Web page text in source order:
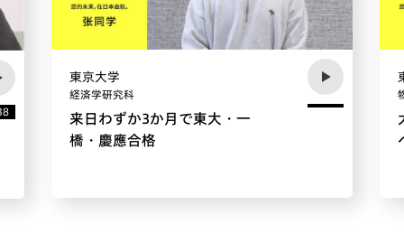
東京大学
経済学研究科
来日わずか3か月で東大・一
橋・慶應合格